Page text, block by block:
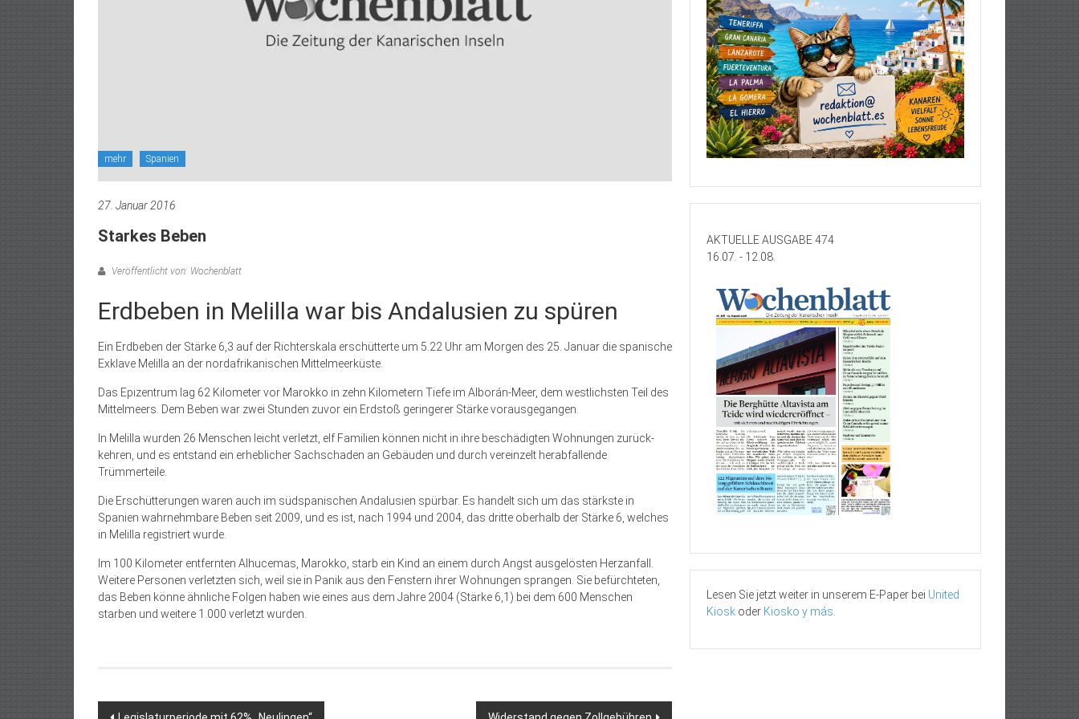
mehr Spanien
27. Januar 2016
Starkes Beben
Veröffentlicht von: Wochenblatt
Erdbeben in Melilla war bis Andalusien zu spüren
Ein Erdbeben der Stärke 6,3 auf der Richterskala erschütterte um 5.22 Uhr am Morgen des 25. Januar die spanische
Exklave Melilla an der nordafrikanischen Mittelmeerküste.
Das Epizentrum lag 62 Kilometer vor Marokko in zehn Kilometern Tiefe im Alborán-Meer, dem westlichsten Teil des
Mittelmeers. Dem Beben war zwei Stunden zuvor ein Erdstoß geringerer Stärke vorausgegangen.
In Melilla wurden 26 Menschen leicht verletzt, elf Familien können nicht in ihre beschädigten Wohnungen zurück-
kehren, und es entstand ein erheblicher Sachschaden an Gebäuden und durch vereinzelt herabfallende
Trümmerteile.
Die Erschütterungen waren auch im südspanischen Andalusien spürbar. Es handelt sich um das stärkste in
Spanien wahrnehmbare Beben seit 2009, und es ist, nach 1994 und 2004, das dritte oberhalb der Stärke 6, welches
in Melilla registriert wurde.
Im 100 Kilometer entfernten Alhucemas, Marokko, starb ein Kind an einem durch Angst ausgelösten Herzanfall.
Weitere Personen verletzten sich, weil sie in Panik aus den Fenstern ihrer Wohnungen sprangen. Sie befürchteten,
das Beben könne ähnliche Folgen haben wie eines aus dem Jahre 2004 (Stärke 6,1) bei dem 600 Menschen
starben und weitere 1.000 verletzt wurden.
AKTUELLE AUSGABE 474
16.07. - 12.08.
Lesen Sie jetzt weiter in unserem E-Paper bei United
Kiosk oder Kiosko y más